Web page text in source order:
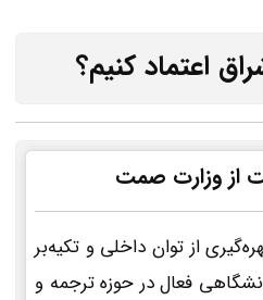
اعتماد کنیم؟
از وزارت صمت
از توان داخلی و تکیه‌بر
فعال در حوزه ترجمه و